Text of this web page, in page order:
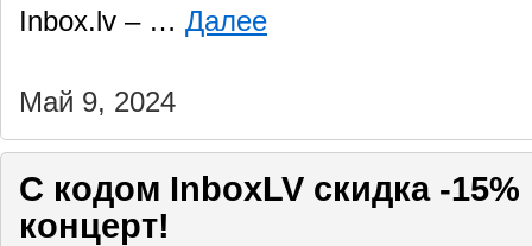
Inbox.lv – … Далее
Май 9, 2024
С кодом InboxLV скидка -
концерт!